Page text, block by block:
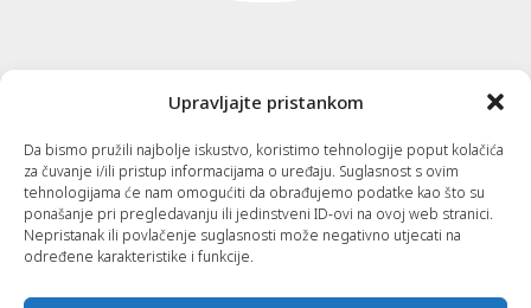
Upravljajte pristankom
Da bismo pružili najbolje iskustvo, koristimo tehnologije poput kolačića
za čuvanje i/ili pristup informacijama o uređaju. Suglasnost s ovim
tehnologijama će nam omogućiti da obrađujemo podatke kao što su
ponašanje pri pregledavanju ili jedinstveni ID-ovi na ovoj web stranici.
Nepristanak ili povlačenje suglasnosti može negativno utjecati na
određene karakteristike i funkcije.
Korisne informacije
Kontakt
Cjenik